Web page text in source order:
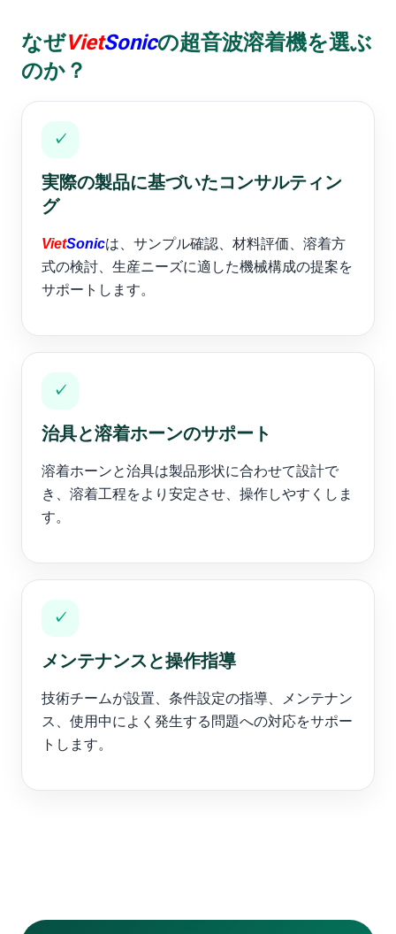
なぜVietSonicの超音波溶着機を選ぶ
のか？
✓
実際の製品に基づいたコンサルティン
グ
VietSonicは、サンプル確認、材料評価、溶着方
式の検討、生産ニーズに適した機械構成の提案を
サポートします。
✓
治具と溶着ホーンのサポート
溶着ホーンと治具は製品形状に合わせて設計で
き、溶着工程をより安定させ、操作しやすくしま
す。
✓
メンテナンスと操作指導
技術チームが設置、条件設定の指導、メンテナン
ス、使用中によく発生する問題への対応をサポー
トします。